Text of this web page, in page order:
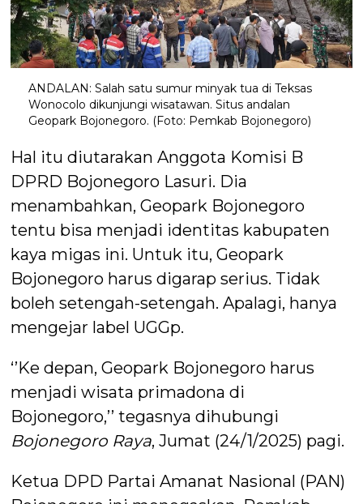
ANDALAN: Salah satu sumur minyak tua di Teksas
Wonocolo dikunjungi wisatawan. Situs andalan
Geopark Bojonegoro. (Foto: Pemkab Bojonegoro)
Hal itu diutarakan Anggota Komisi B
DPRD Bojonegoro Lasuri. Dia
menambahkan, Geopark Bojonegoro
tentu bisa menjadi identitas kabupaten
kaya migas ini. Untuk itu, Geopark
Bojonegoro harus digarap serius. Tidak
boleh setengah-setengah. Apalagi, hanya
mengejar label UGGp.
‘’Ke depan, Geopark Bojonegoro harus
menjadi wisata primadona di
Bojonegoro,’’ tegasnya dihubungi
Bojonegoro Raya, Jumat (24/1/2025) pagi.
Ketua DPD Partai Amanat Nasional (PAN)